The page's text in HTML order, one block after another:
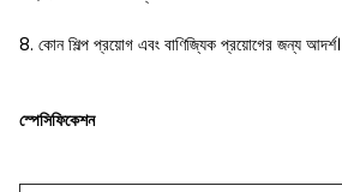
8. কোন শিল্প প্রয়োগ এবং বাণিজ্যিক প্রয়োগের জন্য আদর্শ।
স্পেসিফিকেশন